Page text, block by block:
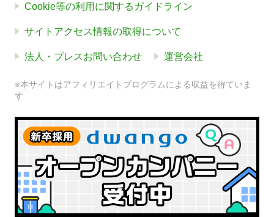
Cookie等の利用に関するガイドライン
サイトアクセス情報の取得について
法人・プレスお問い合わせ 運営会社
※本サイトはアフィリエイトプログラムによる収益を得ていま
す